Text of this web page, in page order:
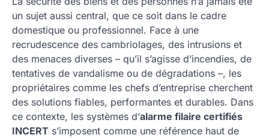
un sujet aussi central, que ce soit dans le cadre
domestique ou professionnel. Face à une
recrudescence des cambriolages, des intrusions et
des menaces diverses – qu’il s’agisse d’incendies, de
tentatives de vandalisme ou de dégradations –, les
propriétaires comme les chefs d’entreprise cherchent
des solutions fiables, performantes et durables. Dans
ce contexte, les systèmes d’alarme filaire certifiés
INCERT s’imposent comme une référence haut de